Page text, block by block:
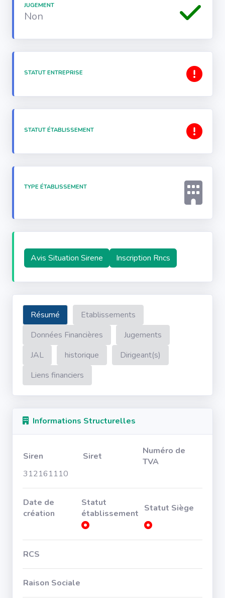
JUGEMENT
Non
STATUT ENTREPRISE
STATUT ÉTABLISSEMENT
TYPE ÉTABLISSEMENT
Avis Situation Sirene Inscription Rncs
Résumé
Etablissements
Données Financières
Jugements
JAL
historique
Dirigeant(s)
Liens financiers
Informations Structurelles
Siren Siret
Numéro de
TVA
312161110
Date de
création
Statut
établissement Statut Siège
RCS
Raison Sociale